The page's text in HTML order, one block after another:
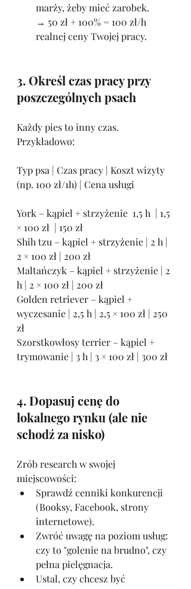
marży, żeby mieć zarobek.
→ 50 zł + 100% = 100 zł/h
realnej ceny Twojej pracy.
3. Określ czas pracy przy
poszczególnych psach
Każdy pies to inny czas.
Przykładowo:
Typ psa | Czas pracy | Koszt wizyty
(np. 100 zł/1h) | Cena usługi
York – kąpiel + strzyżenie  1,5 h  | 1,5
× 100 zł  | 150 zł
Shih tzu – kąpiel + strzyżenie | 2 h |
2 × 100 zł | 200 zł
Maltańczyk – kąpiel + strzyżenie | 2
h | 2 × 100 zł | 200 zł
Golden retriever – kąpiel +
wyczesanie | 2,5 h | 2,5 × 100 zł | 250
zł
Szorstkowłosy terrier – kąpiel +
trymowanie | 3 h | 3 × 100 zł | 300 zł
4. Dopasuj cenę do
lokalnego rynku (ale nie
schodź za nisko)
Zrób research w swojej
miejscowości:
Sprawdź cenniki konkurencji
(Booksy, Facebook, strony
internetowe).
Zwróć uwagę na poziom usług:
czy to "golenie na brudno", czy
pełna pielęgnacja.
Ustal, czy chcesz być